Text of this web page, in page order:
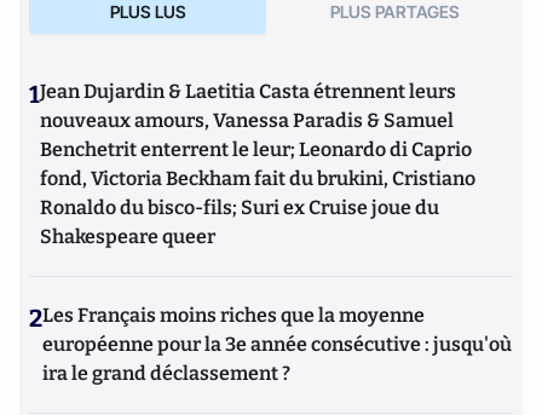
PLUS LUS PLUS PARTAGES
1Jean Dujardin & Laetitia Casta étrennent leurs
nouveaux amours, Vanessa Paradis & Samuel
Benchetrit enterrent le leur; Leonardo di Caprio
fond, Victoria Beckham fait du brukini, Cristiano
Ronaldo du bisco-fils; Suri ex Cruise joue du
Shakespeare queer
2Les Français moins riches que la moyenne
européenne pour la 3e année consécutive : jusqu'où
ira le grand déclassement ?